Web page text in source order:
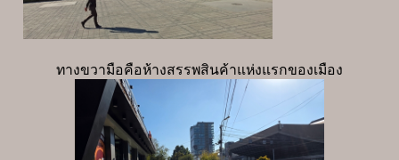
ทางขวามือคือห้างสรรพสินค้าแห่งแรกของเมือง